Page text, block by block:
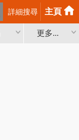
詳細搜尋 主頁
更多...